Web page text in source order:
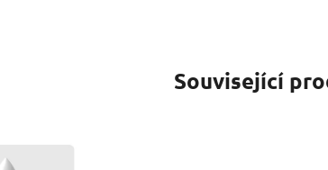
Související